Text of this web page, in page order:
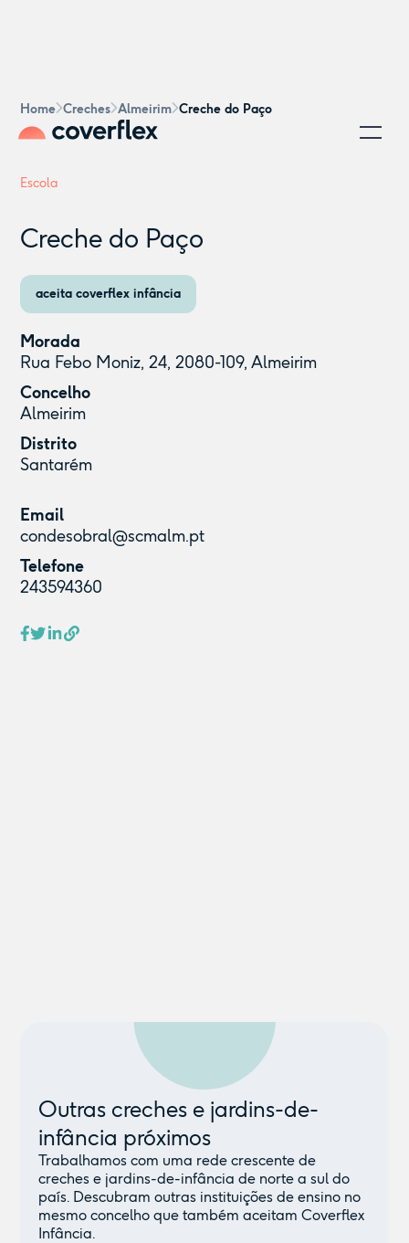
Home Creches Almeirim Creche do Paço
Escola
Creche do Paço
aceita coverflex infância
Morada
Rua Febo Moniz, 24, 2080-109, Almeirim
Concelho
Almeirim
Distrito
Santarém
Email
condesobral@scmalm.pt
Telefone
243594360
Outras creches e jardins-de-
infância próximos
Trabalhamos com uma rede crescente de
creches e jardins-de-infância de norte a sul do
país. Descubram outras instituições de ensino no
mesmo concelho que também aceitam Coverflex
Infância.